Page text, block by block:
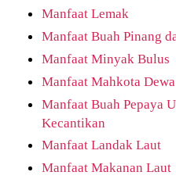
Manfaat Lemak
Manfaat Buah Pinang
Manfaat Minyak Bulus
Manfaat Mahkota Dewa
Manfaat Buah Pepaya
Kecantikan
Manfaat Landak Laut
Manfaat Makanan Laut